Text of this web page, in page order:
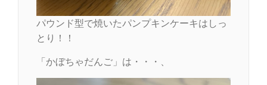
パウンド型で焼いたパンプキンケーキはしっ
とり！！
「かぼちゃだんご」は・・・、